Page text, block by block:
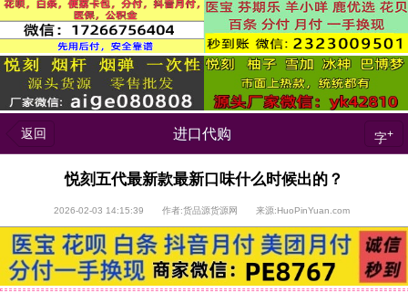
返回 进口代购 字+
悦刻五代最新款最新口味什么时候出的？
2026-02-03 14:15:39 作者:货品源货源网 来源:HuoPinYuan.com